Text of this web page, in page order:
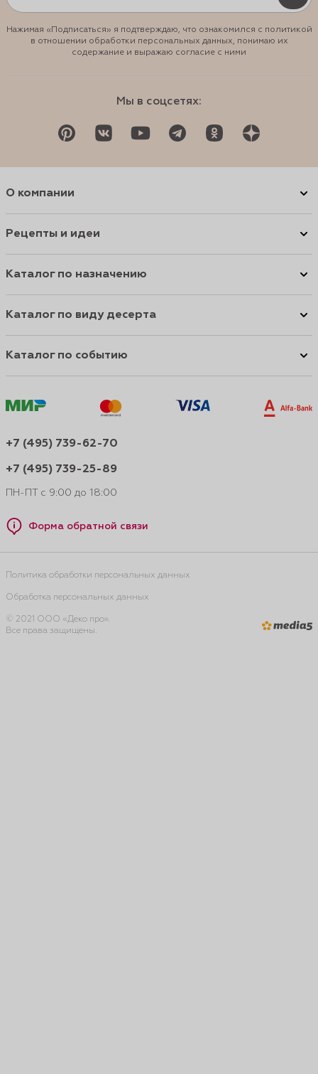
Нажимая «Подписаться» я подтверждаю, что ознакомился с политикой
в отношении обработки персональных данных, понимаю их
содержание и выражаю согласие с ними
Мы в соцсетях:
О компании
Рецепты и идеи
Каталог по назначению
Каталог по виду десерта
Каталог по событию
+7 (495) 739-62-70
+7 (495) 739-25-89
ПН-ПТ с 9:00 до 18:00
Форма обратной связи
Политика обработки персональных данных
Обработка персональных данных
© 2021 ООО «Деко про».
Все права защищены.